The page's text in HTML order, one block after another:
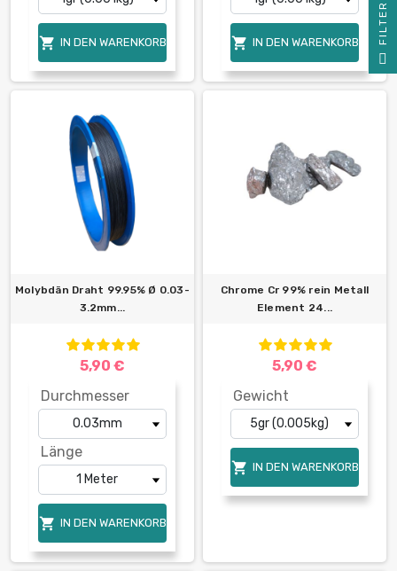
 IN DEN WARENKORB  IN DEN WARENKORB
Molybdän Draht 99.95% Ø 0.03-
3.2mm...
5,90 €
Durchmesser
Länge
 IN DEN WARENKORB
Chrome Cr 99% rein Metall
Element 24...
5,90 €
Gewicht
 IN DEN WARENKORB
R